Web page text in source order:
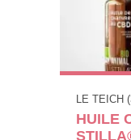
LE TEICH
HUILE